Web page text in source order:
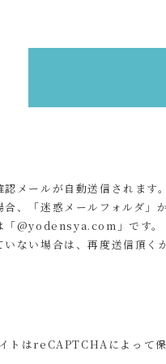
メールが自動送信されます。
、「迷惑メールフォルダ」
「@yodensya.com」です。
ない場合は、再度送信頂く
トはreCAPTCHAによって